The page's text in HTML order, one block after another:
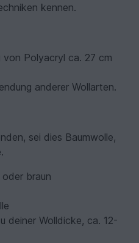
kennen.
von Polyacryl ca. 27 cm
anderer Wollarten.
sei dies Baumwolle,
braun
deiner Wolldicke, ca. 12-